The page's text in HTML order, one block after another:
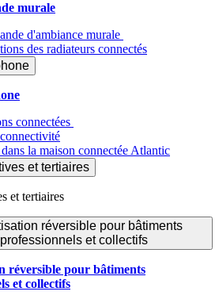
murale
d'ambiance murale
des radiateurs connectés
connectées
la maison connectée Atlantic
et tertiaires
et tertiaires
réversible pour bâtiments
professionnels et collectifs
réversible pour bâtiments
et collectifs